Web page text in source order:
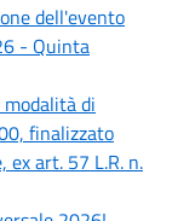
dell'evento
- Quinta
di
finalizzato
ex art. 57 L.R. n.